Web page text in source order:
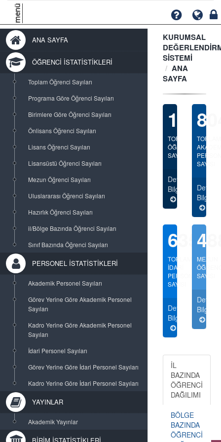
menü
ANA SAYFA
ÖĞRENCİ İSTATİSTİKLERİ
Toplam Öğrenci Sayıları
Programa Göre Öğrenci Sayıları
Birimlere Göre Öğrenci Sayıları
Önlisans Öğrenci Sayıları
Lisans Öğrenci Sayıları
Lisansüstü Öğrenci Sayıları
Mezun Öğrenci Sayıları
Uluslararası Öğrenci Sayıları
Hazırlık Öğrenci Sayıları
il/Bölge Bazında Öğrenci Sayıları
Sınıf Bazında Öğrenci Sayıları
PERSONEL İSTATİSTİKLERİ
Akademik Personel Sayıları
Görev Yerine Göre Akademik Personel
Sayıları
Kadro Yerine Göre Akademik Personel
Sayıları
İdari Personel Sayıları
Görev Yerine Göre İdari Personel Sayıları
Kadro Yerine Göre İdari Personel Sayıları
YAYINLAR
Akademik Yayınlar
KURUMSAL
SİSTEMİ
ANA
SAYFA
18969
TOPLAM
ÖĞRENCİ
SAYILARI
Detaylı
Bilgi
TOPLAM
SAYISI
Detaylı
Bilgi
635
TOPLAM
İDARİ
PERSONEL
SAYISI
Detaylı
Bilgi
MEZUN
SAYISI
Detaylı
Bilgi
İL
BAZINDA
ÖĞRENCİ
DAĞILIMI
BÖLGE
BAZINDA
ÖĞRENCİ